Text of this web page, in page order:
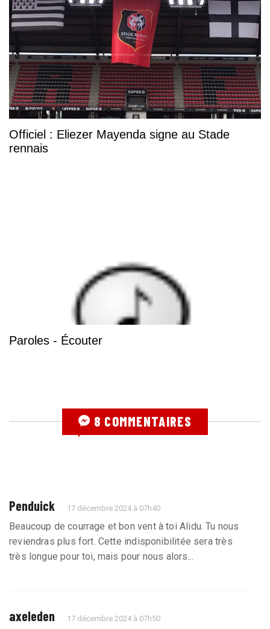
Officiel : Eliezer Mayenda signe au Stade
rennais
Paroles - Écouter
8 COMMENTAIRES
Penduick 17 décembre 2024 à 07h40
Beaucoup de courrage et bon vent à toi Alidu. Tu nous
reviendras plus fort. Cette indisponibilitée sera très
très longue pour toi, mais pour nous alors...
axeleden 17 décembre 2024 à 07h50